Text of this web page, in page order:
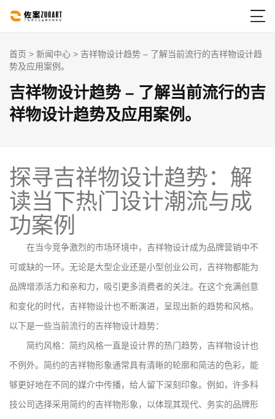

首页 > 新闻中心 > 吉祥物设计趋势 – 了解当前流行的吉祥物设计趋
势及应用案例。
吉祥物设计趋势 – 了解当前流行的吉
祥物设计趋势及应用案例。
探寻吉祥物设计趋势：解
读当下热门设计潮流与成
功案例
在当今竞争激烈的市场环境中，吉祥物设计成为品牌营销中不
可或缺的一环。无论是大型企业还是小型创业公司，吉祥物都能为
品牌增添活力和亲和力，吸引更多消费者的关注。在这个充满创意
和变化的时代，吉祥物设计也不断演进，呈现出新的趋势和风格。
以下是一些当前流行的吉祥物设计趋势：
简约风格：简约风格一直是设计界的热门趋势，吉祥物设计也
不例外。简约的吉祥物形象通常具有清晰的轮廓和简洁的色彩，能
够更好地在不同的媒介中传播，给人留下深刻印象。例如，许多科
技公司选择采用简约的吉祥物形象，以体现其现代、务实的品牌形